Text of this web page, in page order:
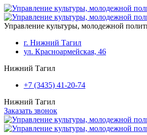
Перейти к основному содержанию
Управление культуры, молодежной
г. Нижний Тагил
ул. Красноармейская, 46
Нижний Тагил
+7 (3435) 41-20-74
Нижний Тагил
Заказать звонок